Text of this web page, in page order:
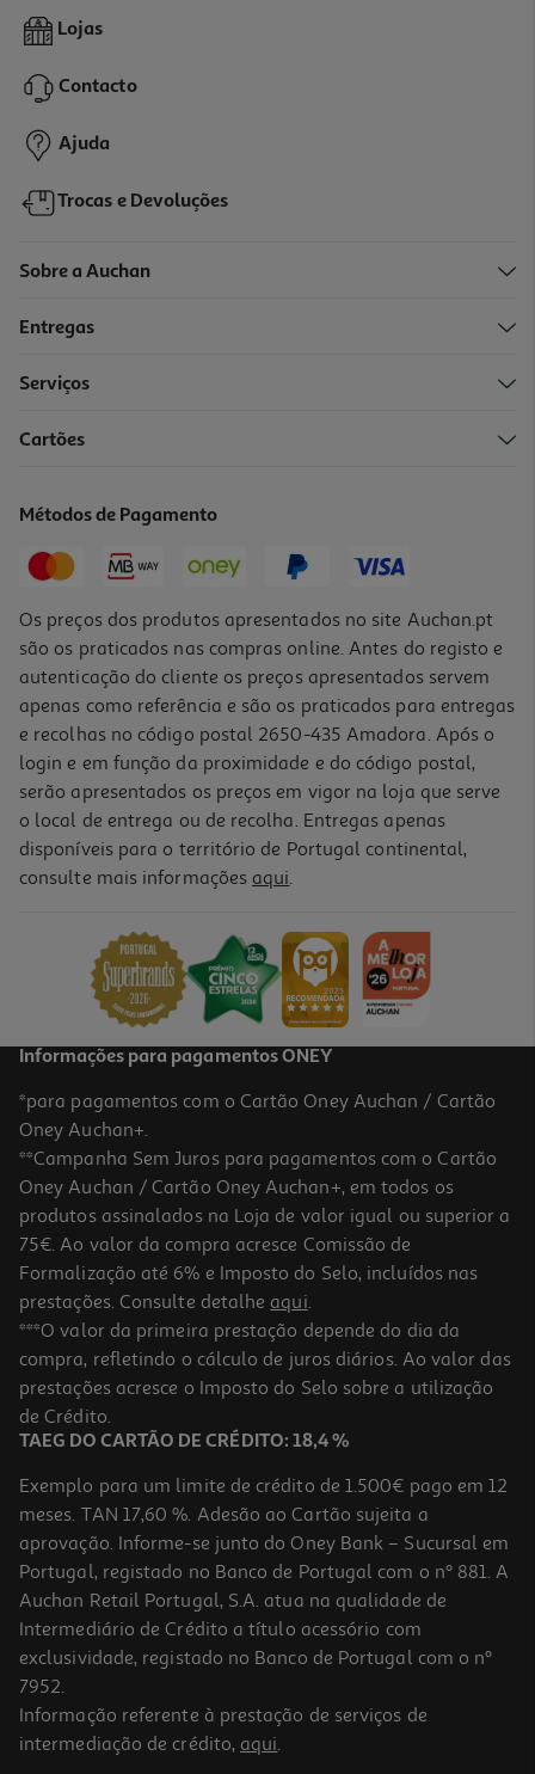
Tinteiro Canon Cores Cl-541xl Bl
34,99 €
Tinteiro Original Epson Singlepack Cyan 604
10,49 €
Tinteiro Canon Pg-560xl Preto
32.99 €/un
32,99 €
Tinteiro Original Canon Cl-576 Eur Cores
Lojas
Contacto
Ajuda
Trocas e Devoluções
Sobre a Auchan
Entregas
Serviços
Cartões
Métodos de Pagamento
Os preços dos produtos apresentados no site Auchan.pt
são os praticados nas compras online. Antes do registo e
autenticação do cliente os preços apresentados servem
apenas como referência e são os praticados para entregas
e recolhas no código postal 2650-435 Amadora. Após o
login e em função da proximidade e do código postal,
serão apresentados os preços em vigor na loja que serve
o local de entrega ou de recolha. Entregas apenas
disponíveis para o território de Portugal continental,
consulte mais informações aqui.
Informações para pagamentos ONEY
*para pagamentos com o Cartão Oney Auchan / Cartão
Oney Auchan+.
**Campanha Sem Juros para pagamentos com o Cartão
Oney Auchan / Cartão Oney Auchan+, em todos os
produtos assinalados na Loja de valor igual ou superior a
75€. Ao valor da compra acresce Comissão de
Formalização até 6% e Imposto do Selo, incluídos nas
prestações. Consulte detalhe aqui.
***O valor da primeira prestação depende do dia da
compra, refletindo o cálculo de juros diários. Ao valor das
prestações acresce o Imposto do Selo sobre a utilização
de Crédito.
TAEG DO CARTÃO DE CRÉDITO: 18,4 %
Exemplo para um limite de crédito de 1.500€ pago em 12
meses. TAN 17,60 %. Adesão ao Cartão sujeita a
aprovação. Informe-se junto do Oney Bank – Sucursal em
Portugal, registado no Banco de Portugal com o nº 881. A
Auchan Retail Portugal, S.A. atua na qualidade de
Intermediário de Crédito a título acessório com
exclusividade, registado no Banco de Portugal com o nº
7952.
Informação referente à prestação de serviços de
intermediação de crédito, aqui.